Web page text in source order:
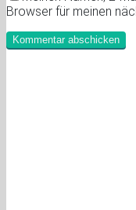
Browser für meinen